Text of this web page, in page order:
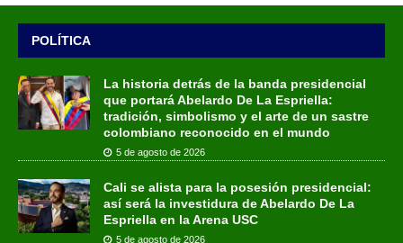
POLÍTICA
La historia detrás de la banda presidencial
que portará Abelardo De La Espriella:
tradición, simbolismo y el arte de un sastre
colombiano reconocido en el mundo
5 de agosto de 2026
Cali se alista para la posesión presidencial:
así será la investidura de Abelardo De La
Espriella en la Arena USC
5 de agosto de 2026